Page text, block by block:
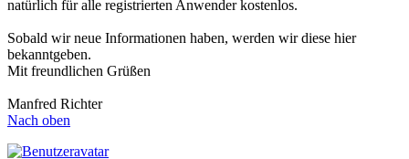
natürlich für alle registrierten Anwender kostenlos.
Sobald wir neue Informationen haben, werden wir diese hier
bekanntgeben.
Mit freundlichen Grüßen
Manfred Richter
Nach oben